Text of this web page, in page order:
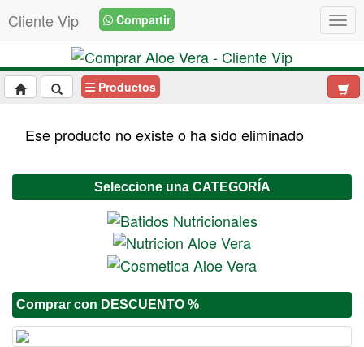
Cliente Vip Compartir
Productos
Ese producto no existe o ha sido eliminado
Seleccione una CATEGORÍA
Comprar con DESCUENTO %